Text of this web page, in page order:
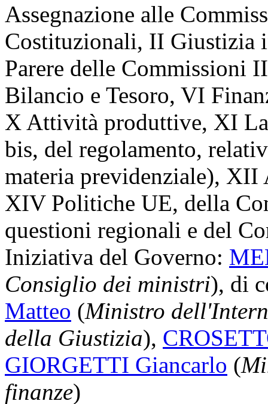
Assegnazione alle
Costituzionali, II Giustizia
Parere delle Commissioni
Bilancio e Tesoro, VI
X Attività produttive, XI
bis, del regolamento,
materia previdenziale),
XIV Politiche UE, della
questioni regionali e del
Iniziativa del Governo:
Consiglio dei ministri), di
Matteo (Ministro
della Giustizia),
GIORGETTI Giancarlo (
finanze)